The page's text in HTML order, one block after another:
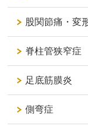
股関節痛・変
脊柱管狭窄症
足底筋膜炎
側弯症